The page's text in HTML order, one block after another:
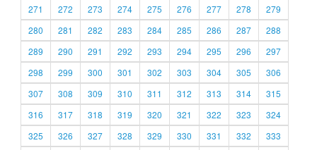
271
272 273 274 275 276 277 278
279
280
281 282 283 284 285 286 287
288
289
290 291 292 293 294 295 296
297
298
299 300 301 302 303 304 305
306
307
308 309 310 311 312 313 314
315
316
317 318 319 320 321 322 323
324
325
326 327 328 329 330 331 332
333